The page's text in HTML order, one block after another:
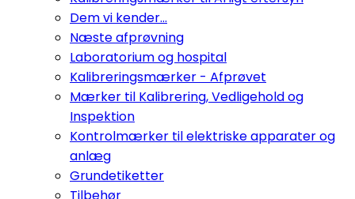
Dem vi kender...
Næste afprøvning
Laboratorium og hospital
Kalibreringsmærker - Afprøvet
Mærker til Kalibrering, Vedligehold og
Inspektion
Kontrolmærker til elektriske apparater og
anlæg
Grundetiketter